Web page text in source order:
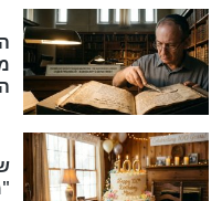
שלנו
את ריכוז הסגולות, הכתבות,
תפילה עתידיים שיתקיימו על
ארצי. כדאי להירשם